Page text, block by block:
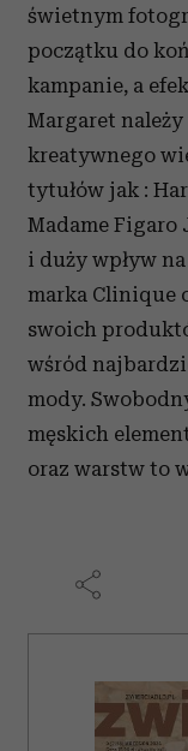
świetnym
początku do
kampanie, a
Margaret
kreatywnego
tytułów jak :
Madame Figaro
i duży wpływ
marka Clinique
swoich
wśród
mody.
męskich
oraz warstw to